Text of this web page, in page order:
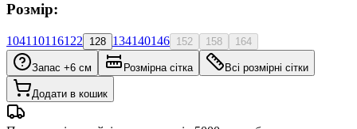
Розмір:
104110116122 128 134140146 152 158 164
Запас +6 см Розмірна сітка Всі розмірні сітки
Додати в кошик